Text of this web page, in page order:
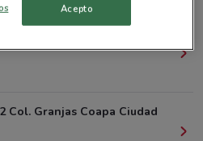
Col. Granjas Coapa Ciudad
Acepto